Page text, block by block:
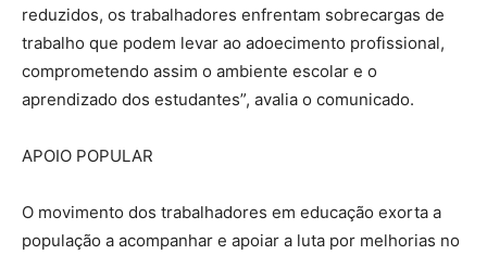
reduzidos, os trabalhadores enfrentam sobrecargas de
trabalho que podem levar ao adoecimento profissional,
comprometendo assim o ambiente escolar e o
aprendizado dos estudantes”, avalia o comunicado.
APOIO POPULAR
O movimento dos trabalhadores em educação exorta a
população a acompanhar e apoiar a luta por melhorias no